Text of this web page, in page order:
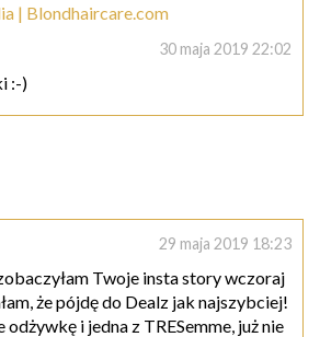
| Blondhaircare.com
30 maja 2019 22:02
:-)
29 maja 2019 18:23
Twoje insta story wczoraj
że pójdę do Dealz jak najszybciej!
odżywkę i jedna z TRESemme, już nie